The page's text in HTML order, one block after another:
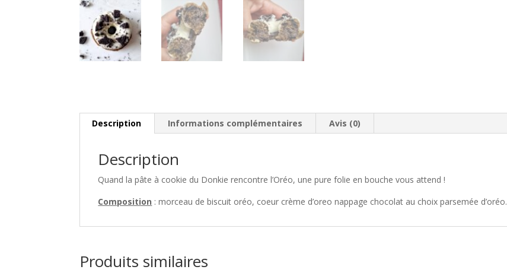
Description Informations complémentaires Avis (0)
Description
Quand la pâte à cookie du Donkie rencontre l’Oréo, une pure folie en bouche vous attend !
Composition : morceau de biscuit oréo, coeur crème d’oreo nappage chocolat au choix parsemée d’oréo.
Produits similaires